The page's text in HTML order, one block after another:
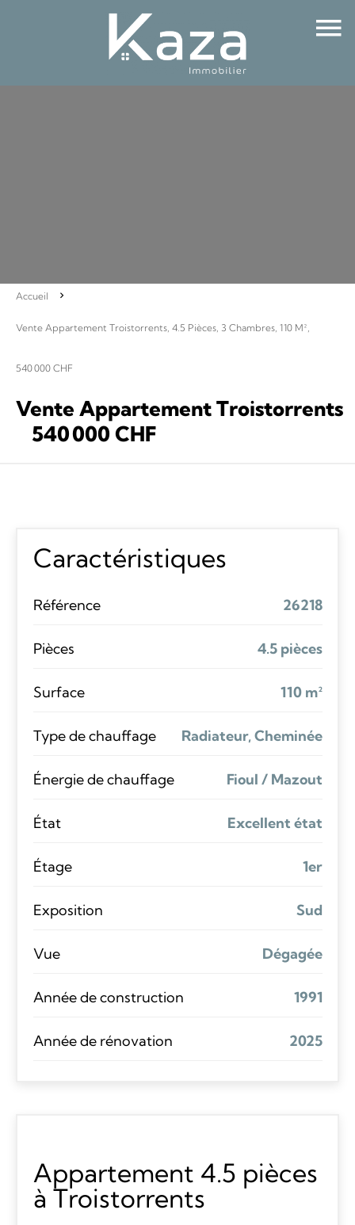
Accueil
Vente Appartement Troistorrents, 4.5 Pièces, 3 Chambres, 110 M²,
540 000 CHF
Vente Appartement Troistorrents
540 000 CHF
Caractéristiques
Référence 26218
Pièces 4.5 pièces
Surface 110 m²
Type de chauffage Radiateur, Cheminée
Énergie de chauffage Fioul / Mazout
État Excellent état
Étage 1er
Exposition Sud
Vue Dégagée
Année de construction 1991
Année de rénovation 2025
Appartement 4.5 pièces
à Troistorrents